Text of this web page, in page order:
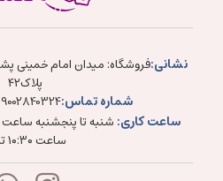
نشانی:فروشگاه: میدان امام خمینی
پلاک۴۲
شماره تماس:
ساعت کاری:
ساعت ۱۰:۳۰ تا ۲۰